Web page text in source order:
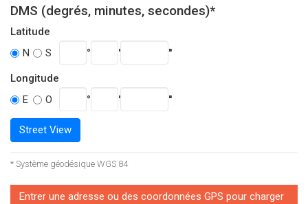
DMS (degrés, minutes, secondes)*
Latitude
N
S ° ' ''
Longitude
E
O ° ' ''
Street View
* Système géodésique WGS 84
Entrer une adresse ou des coordonnées GPS pour charger